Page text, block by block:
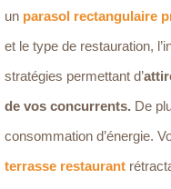
un parasol rectangulaire
et le type de restauration,
stratégies permettant d’
de vos concurrents. De
consommation d’énergie.
terrasse restaurant